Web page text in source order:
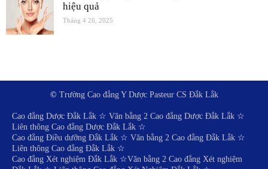
hiệu quả
Tháng 4 26, 2025
© Trường Cao đẳng Y Dược Pasteur CS Đắk Lắk
Cao đẳng Dược Đắk Lắk ☆ Văn bằng 2 Cao đẳng Dược Đắk Lắk ☆
Liên thông Cao đẳng Dược Đắk Lắk ☆
Cao đẳng Điều dưỡng Đắk Lắk ☆ Văn bằng 2 Cao đẳng Đắk Lắk ☆
Liên thông Cao đẳng Đắk Lắk ☆
Cao đẳng Xét nghiệm Đắk Lắk ☆Văn bằng 2 Cao đẳng Xét nghiệm